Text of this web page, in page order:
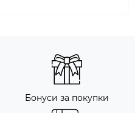
Бонуси за покупки